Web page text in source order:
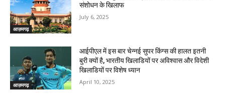
आज़मगढ़
संशोधन के खिलाफ
July 6, 2025
आज़मगढ़
आईपीएल में इस बार चेन्नई सुपर किंग्स की हालत इतनी
बुरी क्यों है, भारतीय खिलाडियों पर अविश्वास और विदेशी
खिलाडियों पर विशेष ध्यान
April 10, 2025